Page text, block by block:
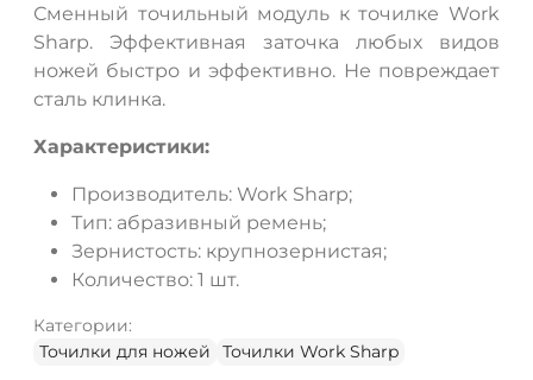
Сменный точильный модуль к точилке Work
Sharp. Эффективная заточка любых видов
ножей быстро и эффективно. Не повреждает
сталь клинка.
Характеристики:
Производитель: Work Sharp;
Тип: абразивный ремень;
Зернистость: крупнозернистая;
Количество: 1 шт.
Категории:
Точилки для ножей
Точилки Work Sharp